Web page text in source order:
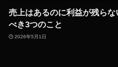
売上はあるのに利益が残ら
べき3つのこと
2026年5月1日